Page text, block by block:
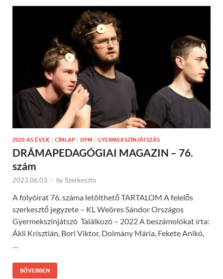
2020-AS ÉVEK / CÍMLAP / DPM / GYERMEKSZÍNJÁTSZÁS
DRÁMAPEDAGÓGIAI MAGAZIN – 76.
szám
2023.06.03. - bySzerkeszto
A folyóirat 76. száma letölthető TARTALOM A felelős
szerkesztő jegyzete – KL Weöres Sándor Országos
Gyermekszínjátszó Találkozó – 2022 A beszámolókat írta:
Ákli Krisztián, Bori Viktor, Dolmány Mária, Fekete Anikó,
…
BŐVEBBEN